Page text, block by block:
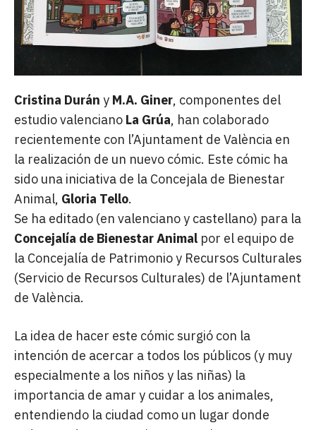
Cristina Durán y M.A. Giner, componentes del
estudio valenciano La Grúa, han colaborado
recientemente con l’Ajuntament de València en
la realización de un nuevo cómic. Este cómic ha
sido una iniciativa de la Concejala de Bienestar
Animal, Gloria Tello.
Se ha editado (en valenciano y castellano) para la
Concejalía de Bienestar Animal por el equipo de
la Concejalía de Patrimonio y Recursos Culturales
(Servicio de Recursos Culturales) de l’Ajuntament
de València.
La idea de hacer este cómic surgió con la
intención de acercar a todos los públicos (y muy
especialmente a los niños y las niñas) la
importancia de amar y cuidar a los animales,
entendiendo la ciudad como un lugar donde